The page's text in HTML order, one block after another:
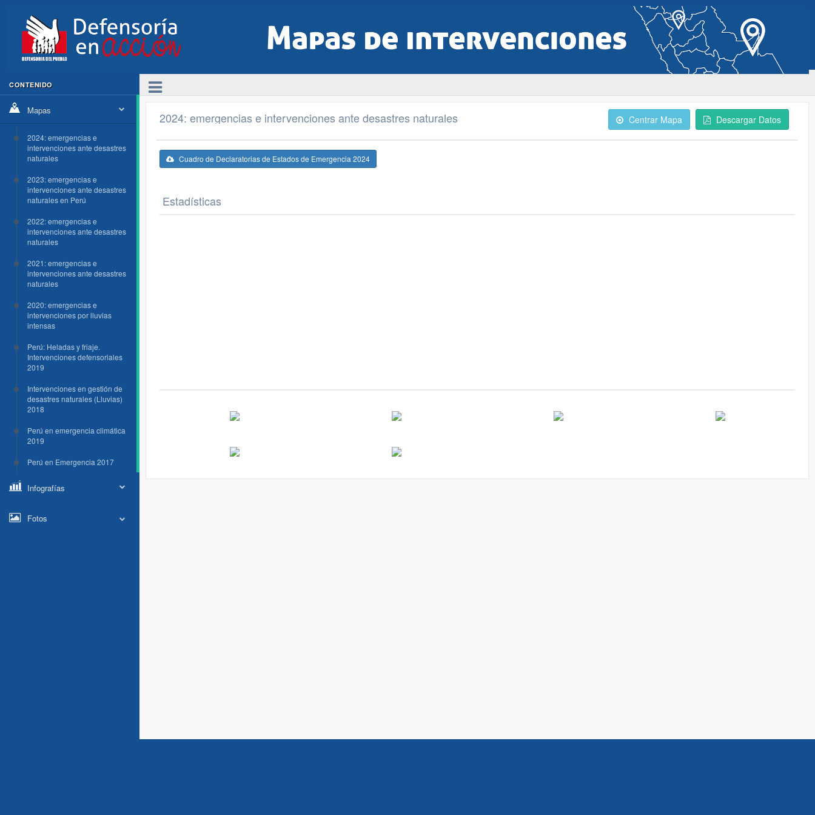
CONTENIDO
Mapas
2024: emergencias e
intervenciones ante desastres
naturales
2023: emergencias e
intervenciones ante desastres
naturales en Perú
2022: emergencias e
intervenciones ante desastres
naturales
2021: emergencias e
intervenciones ante desastres
naturales
2020: emergencias e
intervenciones por lluvias
intensas
Perú: Heladas y friaje.
Intervenciones defensoriales
2019
Intervenciones en gestión de
desastres naturales (Lluvias)
2018
Perú en emergencia climática
2019
Perú en Emergencia 2017
Infografías
Fotos
2024: emergencias e intervenciones ante desastres naturales Centrar Mapa Descargar Datos
Cuadro de Declaratorias de Estados de Emergencia 2024
Estadísticas